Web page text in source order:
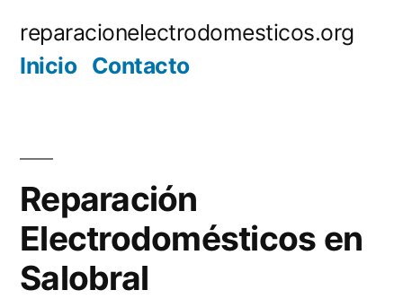
reparacionelectrodomesticos.org
Inicio Contacto
Reparación
Electrodomésticos en
Salobral